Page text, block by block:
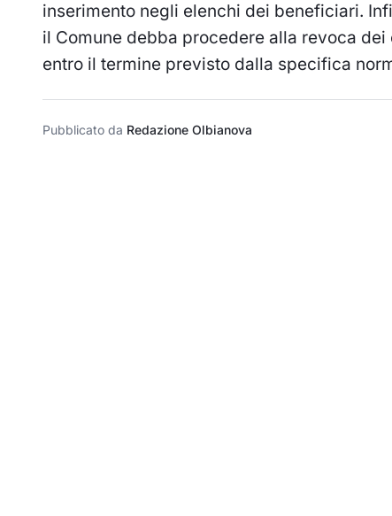
inserimento negli elenchi dei beneficiari.
il Comune debba procedere alla revoca
entro il termine previsto dalla specifica
Pubblicato da Redazione Olbianova